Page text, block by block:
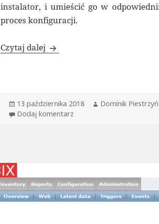
instalator, i umieścić go w
proces konfiguracji.
Czytaj dalej Zabbix Agent instalacja
Data
publikacji
13 października 2018 Autor
Dominik
Dodaj komentarz